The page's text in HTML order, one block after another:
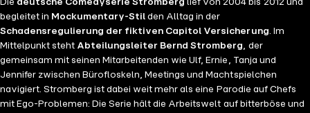
Die deutsche Comedyserie Stromberg lief von 2004 bis 2012 und
begleitet in Mockumentary-Stil den Alltag in der
Schadensregulierung der fiktiven Capitol Versicherung. Im
Mittelpunkt steht Abteilungsleiter Bernd Stromberg, der
gemeinsam mit seinen Mitarbeitenden wie Ulf, Ernie, Tanja und
Jennifer zwischen Bürofloskeln, Meetings und Machtspielchen
navigiert. Stromberg ist dabei weit mehr als eine Parodie auf Chefs
mit Ego-Problemen: Die Serie hält die Arbeitswelt auf bitterböse und